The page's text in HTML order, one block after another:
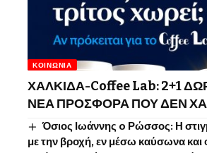
ΚΟΙΝΩΝΊΑ
ΧΑΛΚΙΔΑ-Coffee Lab: 2+1
ΝΕΑ ΠΡΟΣΦΟΡΑ ΠΟΥ ΔΕΝ
Όσιος Ιωάννης o Ρώσσος: Η
με την βροχή, εν μέσω καύσωνα και